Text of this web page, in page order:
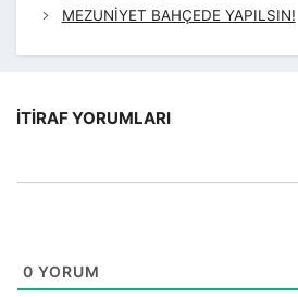
MEZUNİYET BAHÇEDE YAPILSIN!
İTIRAF YORUMLARI
0 YORUM